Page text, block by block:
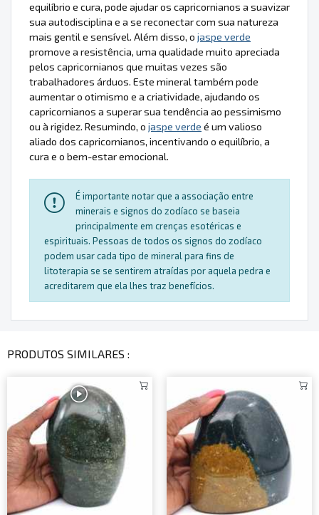
equilíbrio e cura, pode ajudar os capricornianos a suavizar
sua autodisciplina e a se reconectar com sua natureza
mais gentil e sensível. Além disso, o jaspe verde
promove a resistência, uma qualidade muito apreciada
pelos capricornianos que muitas vezes são
trabalhadores árduos. Este mineral também pode
aumentar o otimismo e a criatividade, ajudando os
capricornianos a superar sua tendência ao pessimismo
ou à rigidez. Resumindo, o jaspe verde é um valioso
aliado dos capricornianos, incentivando o equilíbrio, a
cura e o bem-estar emocional.
É importante notar que a associação entre
minerais e signos do zodíaco se baseia
principalmente em crenças esotéricas e
espirituais. Pessoas de todos os signos do zodíaco
podem usar cada tipo de mineral para fins de
litoterapia se se sentirem atraídas por aquela pedra e
acreditarem que ela lhes traz benefícios.
PRODUTOS SIMILARES :